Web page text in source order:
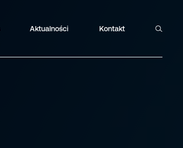
Aktualności Kontakt Szukaj